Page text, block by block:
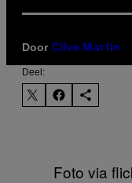
Door Clive Martin
Deel:
Foto via